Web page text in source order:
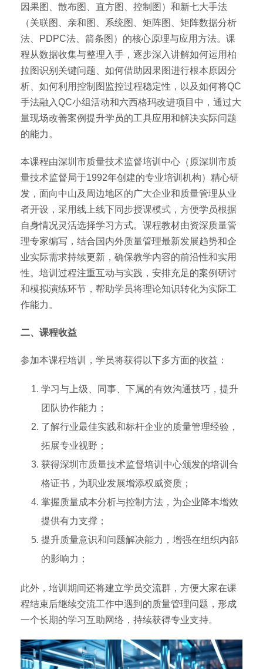
因果图、散布图、直方图、控制图）和新七大手法
（关联图、亲和图、系统图、矩阵图、矩阵数据分析
法、PDPC法、箭条图）的核心原理与应用方法。课
程从数据收集与整理入手，逐步深入讲解如何运用柏
拉图识别关键问题、如何借助因果图进行根本原因分
析、如何利用控制图监控过程稳定性，以及如何将QC
手法融入QC小组活动和六西格玛改进项目中，通过大
量现场改善案例提升学员的工具应用和解决实际问题
的能力。
本课程由深圳市质量技术监督培训中心（原深圳市质
量技术监督局于1992年创建的专业培训机构）精心研
发，面向中山及周边地区的广大企业和质量管理从业
者开设，采用线上线下同步授课模式，方便学员根据
自身情况灵活选择学习方式。课程教材由资深质量管
理专家编写，结合国内外质量管理最新发展趋势和企
业实际需求持续更新，确保教学内容的前沿性和实用
性。培训过程注重互动与实践，安排充足的案例研讨
和模拟演练环节，帮助学员将理论知识转化为实际工
作能力。
二、课程收益
参加本课程培训，学员将获得以下多方面的收益：
学习与上级、同事、下属的有效沟通技巧，提升
团队协作能力；
了解行业最佳实践和标杆企业的质量管理经验，
拓展专业视野；
获得深圳市质量技术监督培训中心颁发的培训合
格证书，为职业发展增添权威资质；
掌握质量成本分析与控制方法，为企业降本增效
提供有力支撑；
提升质量意识和问题解决能力，增强在组织内部
的影响力；
此外，培训期间还将建立学员交流群，方便大家在课
程结束后继续交流工作中遇到的质量管理问题，形成
一个长期的学习互助网络，持续获得专业支持。